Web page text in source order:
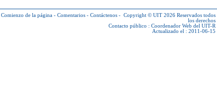
Comienzo de la página - Comentarios - Contáctenos - Copyright © UIT 2026 Reservados todos
los derechos
Contacto público : Coordenador Web del UIT-R
Actualizado el : 2011-06-15